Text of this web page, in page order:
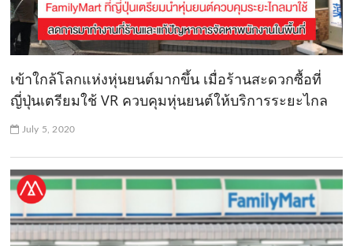
เข้าใกล้โลกแห่งหุ่นยนต์มากขึ้น เมื่อร้านสะดวกซื้อที่
ญี่ปุ่นเตรียมใช้ VR ควบคุมหุ่นยนต์ให้บริการระยะไกล
July 5, 2020